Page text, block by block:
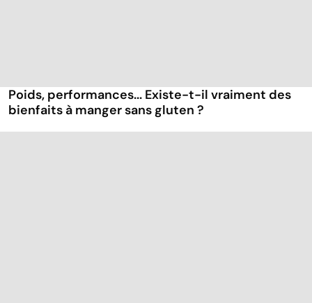
Poids, performances... Existe-t-il vraiment des
bienfaits à manger sans gluten ?